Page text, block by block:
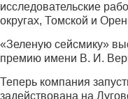
исследовательские
округах, Томской и
«Зеленую сейсмику»
премию имени В. И.
Теперь компания
задействована на